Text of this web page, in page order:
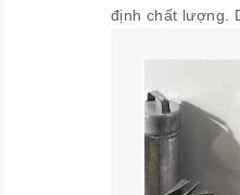
định chất lượng.